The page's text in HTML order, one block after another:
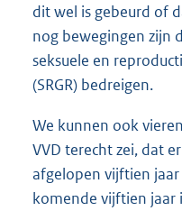
dit wel is gebeurd of
nog bewegingen zijn
seksuele en
(SRGR) bedreigen.
We kunnen ook
VVD terecht zei, dat
afgelopen vijftien
komende vijftien jaar